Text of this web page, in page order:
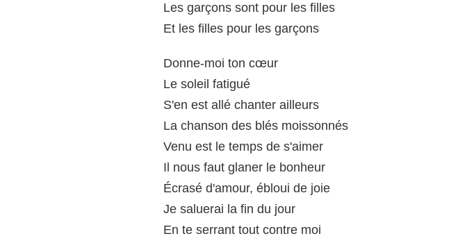
Les garçons sont pour les filles
Et les filles pour les garçons
Donne-moi ton cœur
Le soleil fatigué
S'en est allé chanter ailleurs
La chanson des blés moissonnés
Venu est le temps de s'aimer
Il nous faut glaner le bonheur
Écrasé d'amour, ébloui de joie
Je saluerai la fin du jour
En te serrant tout contre moi